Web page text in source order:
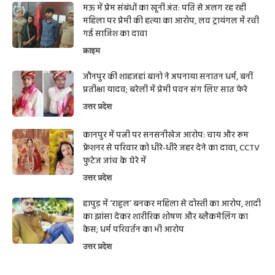
मऊ में प्रेम संबंधों का खूनी अंत: पति से अलग रह रही
महिला पर प्रेमी की हत्या का आरोप, लव ट्रायंगल में रची
गई साजिश का दावा
क्राइम
जौनपुर की शाहजहां बानो ने अपनाया सनातन धर्म, बनीं
प्रतीक्षा यादव; बरेली में प्रेमी पवन संग लिए सात फेरे
उत्तर प्रदेश
कानपुर में पत्नी पर सनसनीखेज आरोप: चाय और रूम
फ्रेशनर से परिवार को धीरे-धीरे जहर देने का दावा, CCTV
फुटेज जांच के घेरे में
उत्तर प्रदेश
हापुड़ में ‘राहुल’ बनकर महिला से दोस्ती का आरोप, शादी
का झांसा देकर शारीरिक शोषण और ब्लैकमेलिंग का
केस; धर्म परिवर्तन का भी आरोप
उत्तर प्रदेश